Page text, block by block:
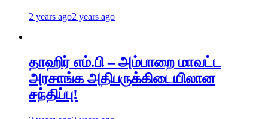
2 years ago2 years ago
தாஹிர் எம்.பி – அம்பாறை மாவட்ட
அரசாங்க அதிபருக்கிடையிலான
சந்திப்பு!